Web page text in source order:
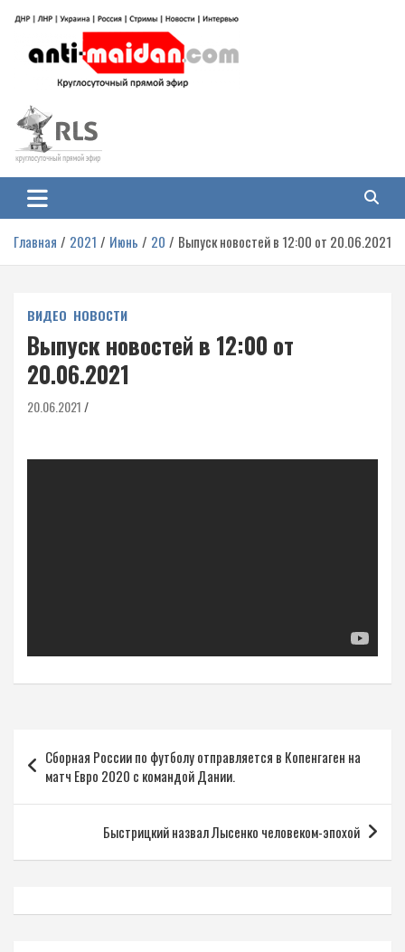
содержимому
Антимайдан: Гражданская война
на Украине
гражданской войне на Украине, включая события в Новороссии, ДНР,
ЛНР и других регионах.
Главная 2021 Июнь 20 Выпуск новостей в 12:00 от 20.06.2021
ВИДЕО НОВОСТИ
Выпуск новостей в 12:00 от
20.06.2021
20.06.2021
Навигация
по
записям
Сборная России по футболу отправляется в Копенгаген на
матч Евро 2020 с командой Дании.
Быстрицкий назвал Лысенко человеком-эпохой